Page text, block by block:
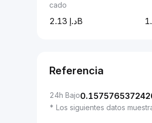
cado
2.13B
Referencia
24h Bajo
* Los siguientes datos